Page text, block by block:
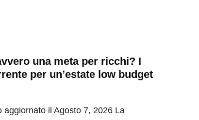
una meta per ricchi? I
per un’estate low budget
aggiornato il Agosto 7, 2026 La